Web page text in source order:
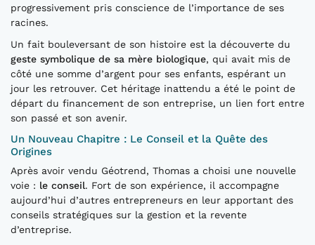
progressivement pris conscience de l’importance de ses
racines.
Un fait bouleversant de son histoire est la découverte du
geste symbolique de sa mère biologique, qui avait mis de
côté une somme d’argent pour ses enfants, espérant un
jour les retrouver. Cet héritage inattendu a été le point de
départ du financement de son entreprise, un lien fort entre
son passé et son avenir.
Un Nouveau Chapitre : Le Conseil et la Quête des
Origines
Après avoir vendu Géotrend, Thomas a choisi une nouvelle
voie : le conseil. Fort de son expérience, il accompagne
aujourd’hui d’autres entrepreneurs en leur apportant des
conseils stratégiques sur la gestion et la revente
d’entreprise.